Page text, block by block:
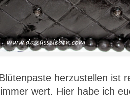
herzustellen ist
wert. Hier habe ich